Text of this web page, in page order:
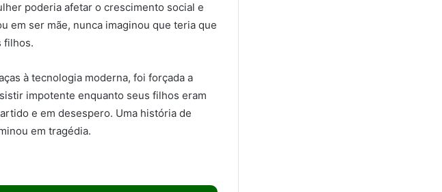
poderia afetar o crescimento social e
em ser mãe, nunca imaginou que teria que
filhos.
à tecnologia moderna, foi forçada a
impotente enquanto seus filhos eram
e em desespero. Uma história de
em tragédia.